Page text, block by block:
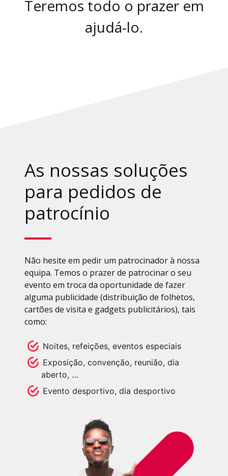
Teremos todo o prazer em
ajudá-lo.
As nossas soluções
para pedidos de
patrocínio
Não hesite em pedir um patrocinador à nossa
equipa. Temos o prazer de patrocinar o seu
evento em troca da oportunidade de fazer
alguma publicidade (distribuição de folhetos,
cartões de visita e gadgets publicitários), tais
como:
Noites, refeições, eventos especiais
Exposição, convenção, reunião, dia
aberto, …
Evento desportivo, dia desportivo